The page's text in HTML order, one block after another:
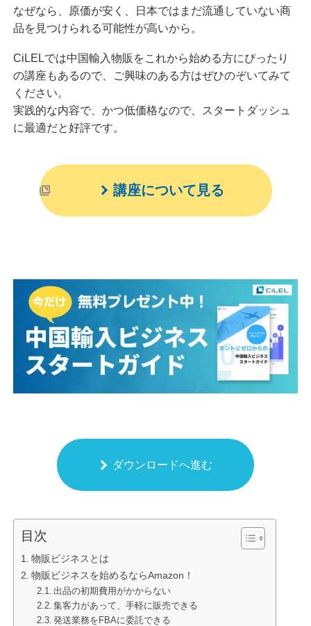
なぜなら、原価が安く、日本ではまだ流通していない商
品を見つけられる可能性が高いから。
CiLELでは中国輸入物販をこれから始める方にぴったり
の講座もあるので、ご興味のある方はぜひのぞいてみて
ください。
実践的な内容で、かつ低価格なので、スタートダッシュ
に最適だと好評です。
講座について見る
ダウンロードへ進む
目次
物販ビジネスとは
物販ビジネスを始めるならAmazon！
出品の初期費用がかからない
集客力があって、手軽に販売できる
発送業務をFBAに委託できる